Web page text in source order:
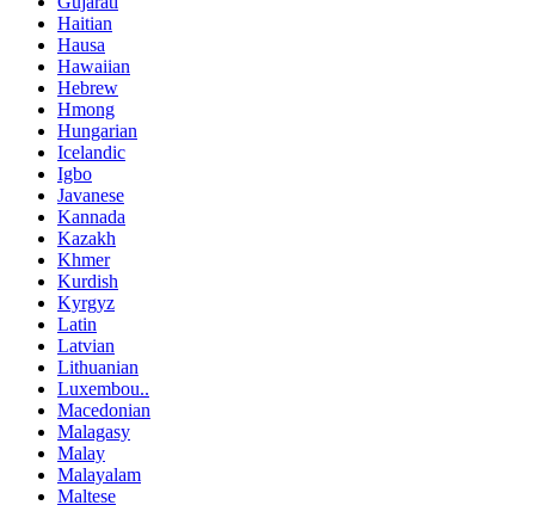
Haitian
Hausa
Hawaiian
Hebrew
Hmong
Hungarian
Icelandic
Igbo
Javanese
Kannada
Kazakh
Khmer
Kurdish
Kyrgyz
Latin
Latvian
Lithuanian
Luxembou..
Macedonian
Malagasy
Malay
Malayalam
Maltese